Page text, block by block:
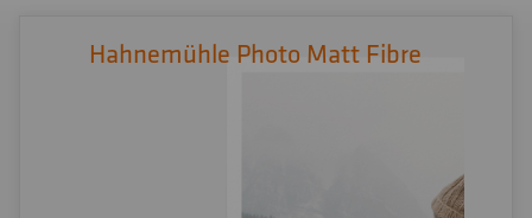
Hahnemühle Photo Matt Fibre